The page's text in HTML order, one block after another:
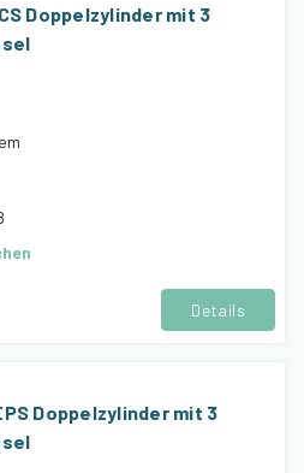
Doppelzylinder mit 3
Details
Doppelzylinder mit 3